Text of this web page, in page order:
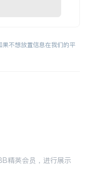
果不想放置信息在我们的平
精英会员，进行展示